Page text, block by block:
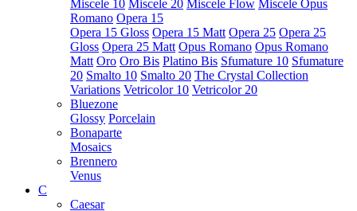
Miscele 10 Miscele 20 Miscele Flow Miscele Opus
Romano Opera 15
Opera 15 Gloss Opera 15 Matt Opera 25 Opera 25
Gloss Opera 25 Matt Opus Romano Opus Romano
Matt Oro Oro Bis Platino Bis Sfumature 10 Sfumature
20 Smalto 10 Smalto 20 The Crystal Collection
Variations Vetricolor 10 Vetricolor 20
Bluezone
Glossy Porcelain
Bonaparte
Mosaics
Brennero
Venus
C
Caesar